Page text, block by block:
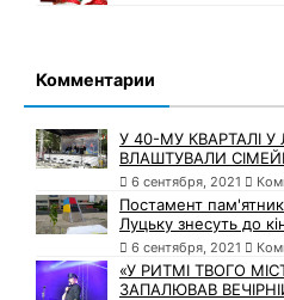
Комментарии
У 40-МУ КВАРТАЛІ У
ВЛАШТУВАЛИ
6 сентября, 2021
Постамент
Луцьку знесуть до
6 сентября, 2021
«У РИТМІ ТВОГО
ЗАПАЛЮВАВ